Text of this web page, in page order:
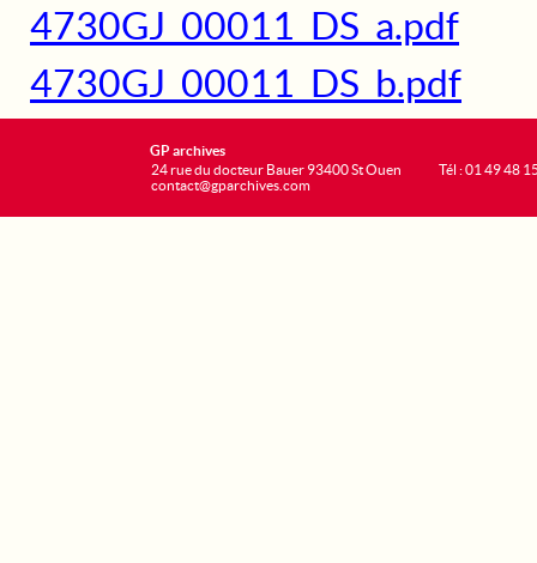
4730GJ_00011_DS_a.pdf
4730GJ_00011_DS_b.pdf
GP archives
24 rue du docteur Bauer 93400 St Ouen
contact@gparchives.com
Tél : 01 49 48